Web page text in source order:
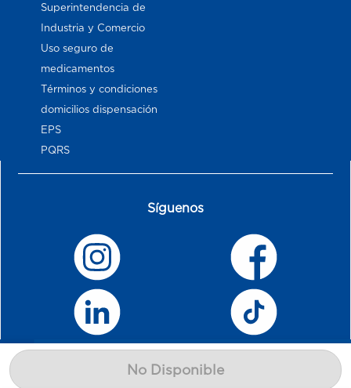
No Disponible
Superintendencia de
Industria y Comercio
Uso seguro de
medicamentos
Términos y condiciones
domicilios dispensación
EPS
PQRS
Síguenos